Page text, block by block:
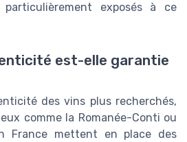
particulièrement exposés à ce
est-elle garantie
des vins plus recherchés,
comme la Romanée-Conti ou
France mettent en place des